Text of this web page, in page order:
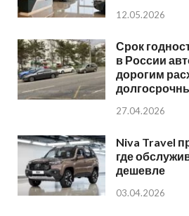
12.05.2026
Срок
в России
дорогим
27.04.2026
Niva Travel
где
дешевле
03.04.2026